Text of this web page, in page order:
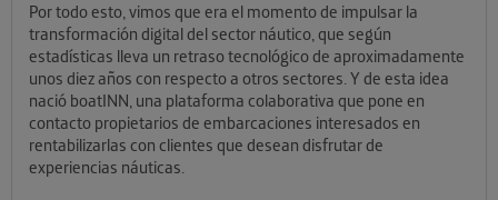
Por todo esto, vimos que era el momento de impulsar la
transformación digital del sector náutico, que según
estadísticas lleva un retraso tecnológico de aproximadamente
unos diez años con respecto a otros sectores. Y de esta idea
nació boatINN, una plataforma colaborativa que pone en
contacto propietarios de embarcaciones interesados en
rentabilizarlas con clientes que desean disfrutar de
experiencias náuticas.